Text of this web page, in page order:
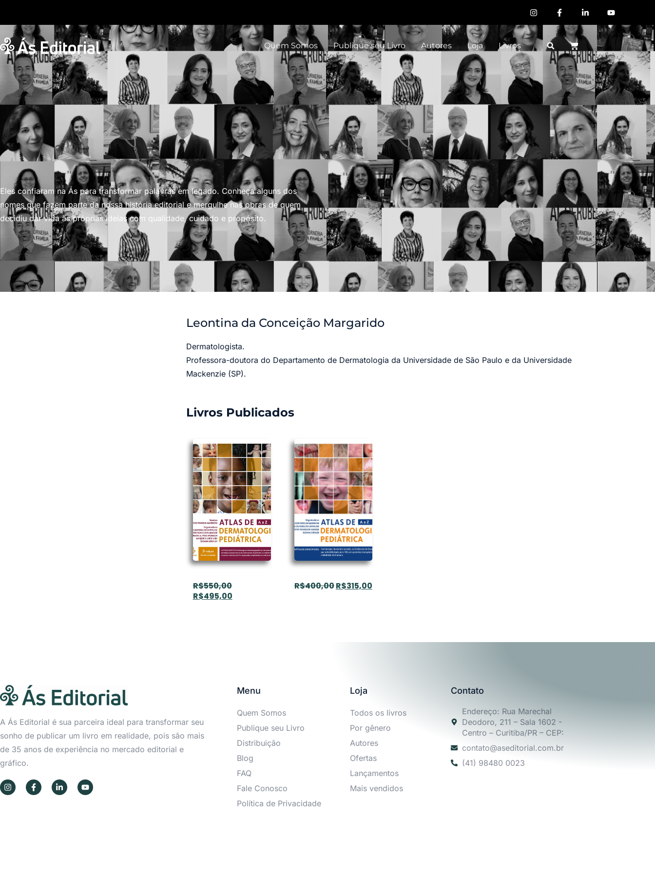
Quem Somos Publique seu Livro Autores Loja Livros
Eles confiaram na Ás para transformar palavras em legado. Conheça alguns dos
nomes que fazem parte da nossa história editorial e mergulhe nas obras de quem
decidiu dar vida às próprias ideias com qualidade, cuidado e propósito.
Leontina da Conceição Margarido
Dermatologista.
Professora-doutora do Departamento de Dermatologia da Universidade de São Paulo e da Universidade
Mackenzie (SP).
Livros Publicados
R$550,00
R$495,00
R$400,00R$315,00
A Ás Editorial é sua parceira ideal para transformar seu
sonho de publicar um livro em realidade, pois são mais
de 35 anos de experiência no mercado editorial e
gráfico.
Menu
Quem Somos
Publique seu Livro
Distribuição
Blog
FAQ
Fale Conosco
Política de Privacidade
Loja
Todos os livros
Por gênero
Autores
Ofertas
Lançamentos
Mais vendidos
Contato
Endereço: Rua Marechal
Deodoro, 211 – Sala 1602 -
Centro – Curitiba/PR – CEP:
contato@aseditorial.com.br
(41) 98480 0023